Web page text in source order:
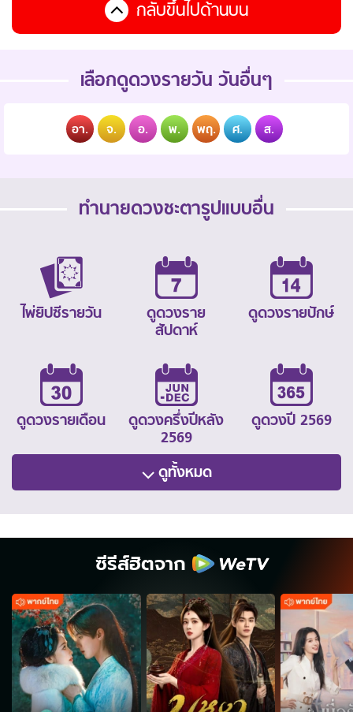
กลับขึ้นไปด้านบน
เลือกดูดวงรายวัน วันอื่นๆ
อา. จ. อ. พ. พฤ. ศ. ส.
ทำนายดวงชะตารูปแบบอื่น
ไพ่ยิปซีรายวัน
ดูดวงราย
สัปดาห์
ดูดวงรายปักษ์
ดูดวงรายเดือน
ดูดวงครึ่งปีหลัง
2569
ดูดวงปี 2569
ดูทั้งหมด
ซีรีส์ฮิตจาก